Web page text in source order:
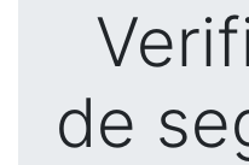
de